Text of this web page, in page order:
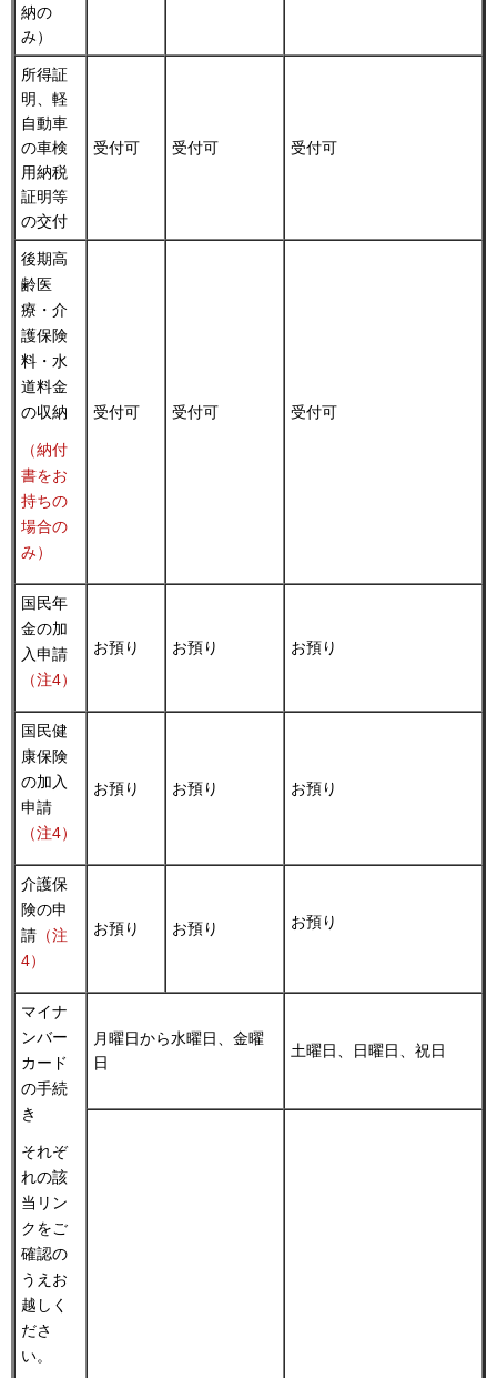
納の
み）
所得証
明、軽
自動車
の車検
用納税
証明等
の交付
受付可 受付可 受付可
後期高
齢医
療・介
護保険
料・水
道料金
の収納
（納付
書をお
持ちの
場合の
み）
受付可 受付可 受付可
国民年
金の加
入申請
（注4）
お預り お預り お預り
国民健
康保険
の加入
申請
（注4）
お預り お預り お預り
介護保
険の申
請 （注
4）
お預り お預り お預り
マイナ
ンバー
カード
の手続
き
それぞ
れの該
当リン
クをご
確認の
うえお
越しく
ださ
い。
月曜日から水曜日、金曜
日
土曜日、日曜日、祝日